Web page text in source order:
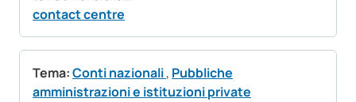
contact centre
Tema:Conti nazionali, Pubbliche
amministrazioni e istituzioni private